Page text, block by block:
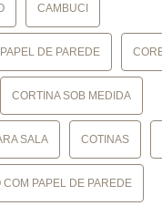
CAMBUCI
DE PAREDE
CORTINA SOB MEDIDA
SALA COTINAS
COM PAPEL DE PAREDE